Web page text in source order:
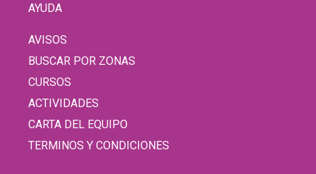
AYUDA
AVISOS
BUSCAR POR ZONAS
CURSOS
ACTIVIDADES
CARTA DEL EQUIPO
TERMINOS Y CONDICIONES